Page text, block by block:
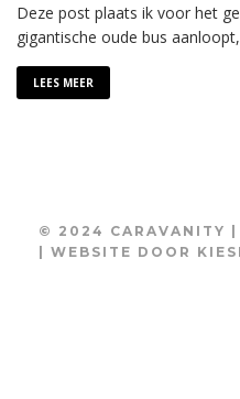
Deze post plaats ik voor het
gigantische oude bus
LEES MEER
© 2024 CARAVANITY |
| WEBSITE DOOR